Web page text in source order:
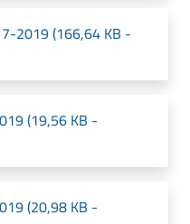
2019 (166,64 KB -
(19,56 KB -
(20,98 KB -